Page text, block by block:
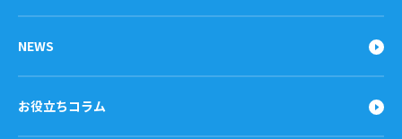
NEWS
お役立ちコラム